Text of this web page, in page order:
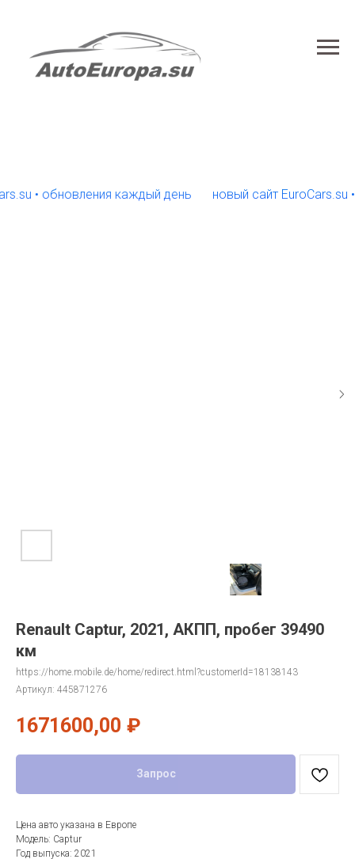
• обновления каждый день новый сайт EuroCars.su •
Renault Captur, 2021, АКПП, пробег 39490
км
https://home.mobile.de/home/redirect.html?customerId=18138143
Артикул: 445871276
1671600,00 ₽
Запрос
Цена авто указана в Европе
Модель: Captur
Год выпуска: 2021